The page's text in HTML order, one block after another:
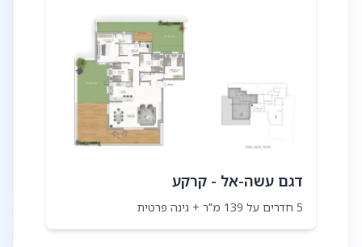
דגם עשה-אל - קרקע
5 חדרים על 139 מ"ר + גינה פרטית